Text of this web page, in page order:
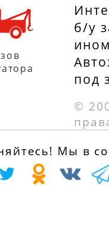
б/у
под
©
Мы в